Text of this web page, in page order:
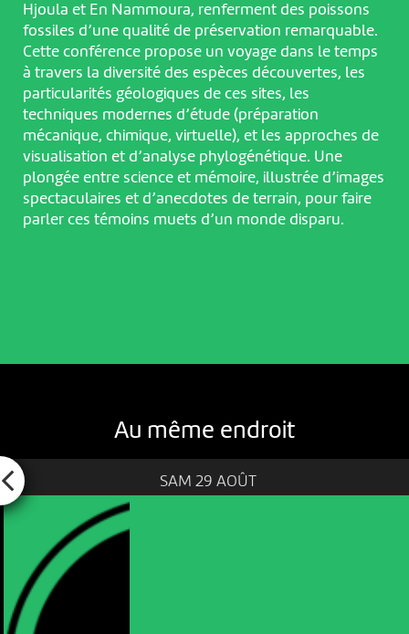
Hjoula et En Nammoura, renferment des poissons
fossiles d’une qualité de préservation remarquable.
Cette conférence propose un voyage dans le temps
à travers la diversité des espèces découvertes, les
particularités géologiques de ces sites, les
techniques modernes d’étude (préparation
mécanique, chimique, virtuelle), et les approches de
visualisation et d’analyse phylogénétique. Une
plongée entre science et mémoire, illustrée d’images
spectaculaires et d’anecdotes de terrain, pour faire
parler ces témoins muets d’un monde disparu.
Au même endroit
SAM 29 AOÛT